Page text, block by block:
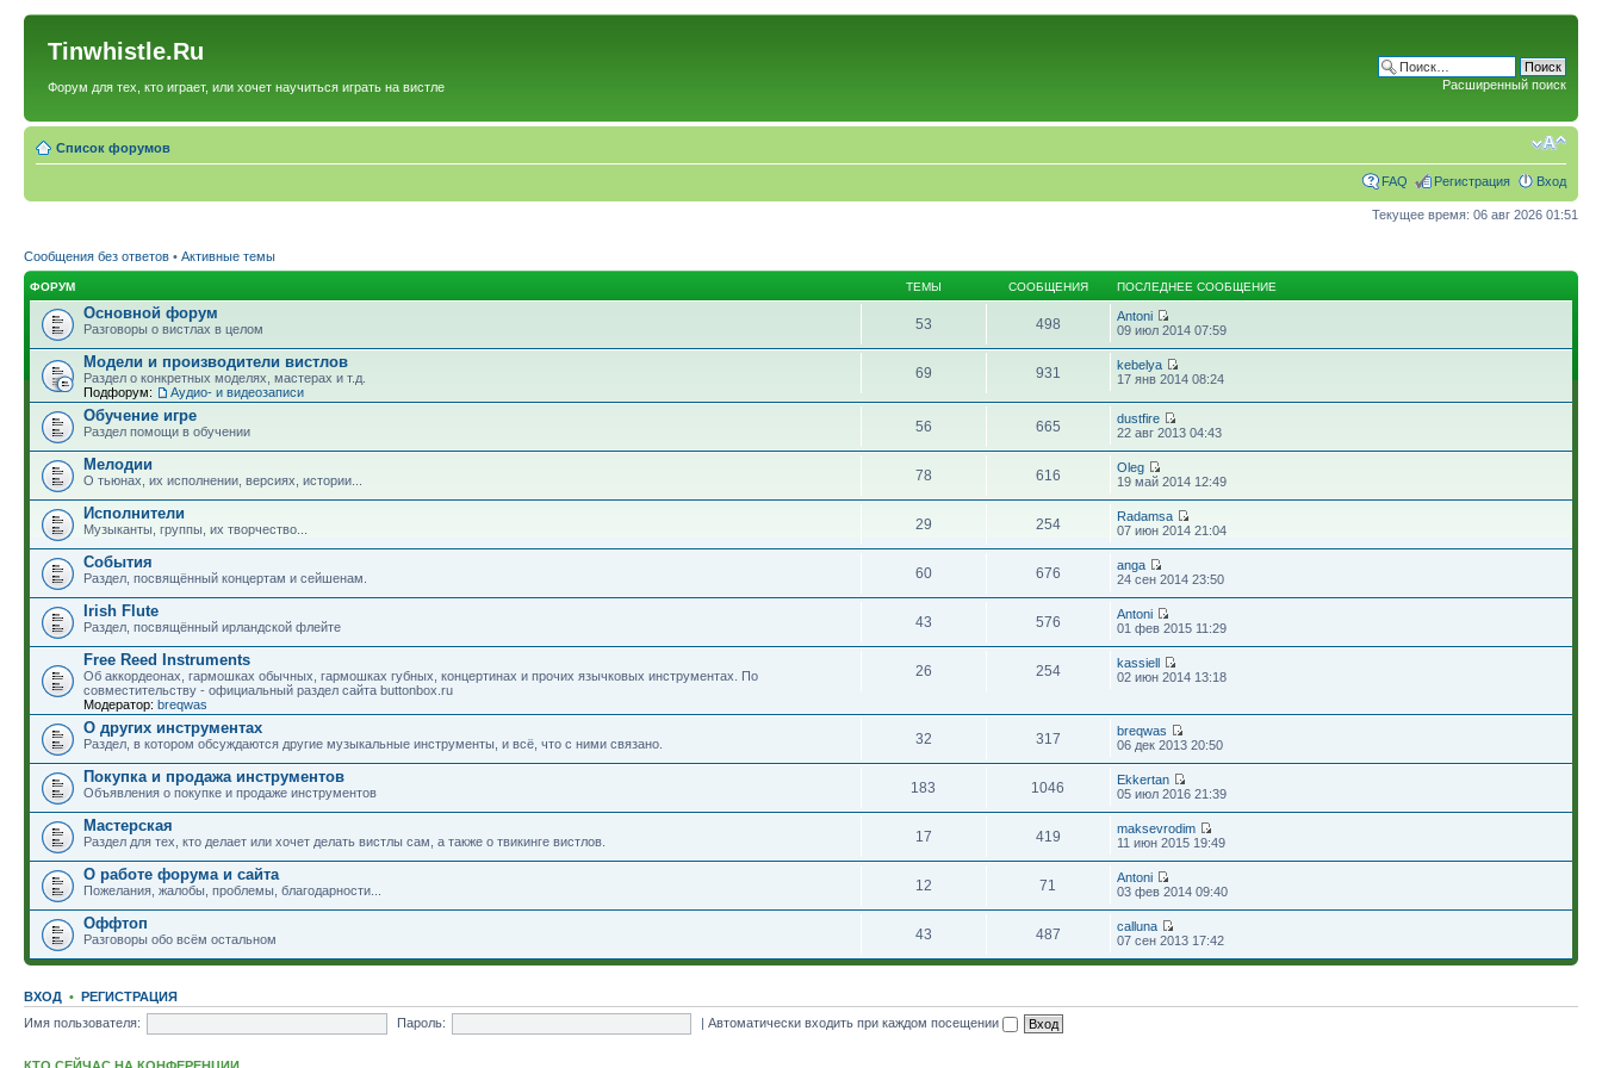
Tinwhistle.Ru
Форум для тех, кто играет, или хочет научиться играть на вистле Расширенный поиск
Список форумов
FAQ Регистрация Вход
Текущее время: 06 авг 2026 01:51
Сообщения без ответов • Активные темы
ФОРУМ ТЕМЫ СООБЩЕНИЯ ПОСЛЕДНЕЕ СООБЩЕНИЕ
Основной форум
Разговоры о вистлах в целом 53 498
Antoni
09 июл 2014 07:59
Модели и производители вистлов
Раздел о конкретных моделях, мастерах и т.д.
Подфорум:
Аудио- и видеозаписи
69 931
kebelya
17 янв 2014 08:24
Обучение игре
Раздел помощи в обучении 56 665
dustfire
22 авг 2013 04:43
Мелодии
О тьюнах, их исполнении, версиях, истории... 78 616
Oleg
19 май 2014 12:49
Исполнители
Музыканты, группы, их творчество... 29 254
Radamsa
07 июн 2014 21:04
События
Раздел, посвящённый концертам и сейшенам. 60 676
anga
24 сен 2014 23:50
Irish Flute
Раздел, посвящённый ирландской флейте 43 576
Antoni
01 фев 2015 11:29
Free Reed Instruments
Об аккордеонах, гармошках обычных, гармошках губных, концертинах и прочих язычковых инструментах. По
совместительству - официальный раздел сайта buttonbox.ru
Модератор: breqwas
26 254
kassiell
02 июн 2014 13:18
О других инструментах
Раздел, в котором обсуждаются другие музыкальные инструменты, и всё, что с ними связано. 32 317
breqwas
06 дек 2013 20:50
Покупка и продажа инструментов
Объявления о покупке и продаже инструментов 183 1046
Ekkertan
05 июл 2016 21:39
Мастерская
Раздел для тех, кто делает или хочет делать вистлы сам, а также о твикинге вистлов. 17 419
maksevrodim
11 июн 2015 19:49
О работе форума и сайта
Пожелания, жалобы, проблемы, благодарности... 12 71
Antoni
03 фев 2014 09:40
Оффтоп
Разговоры обо всём остальном 43 487
calluna
07 сен 2013 17:42
ВХОД • РЕГИСТРАЦИЯ
Имя пользователя:
Пароль: |Автоматически входить при каждом посещении